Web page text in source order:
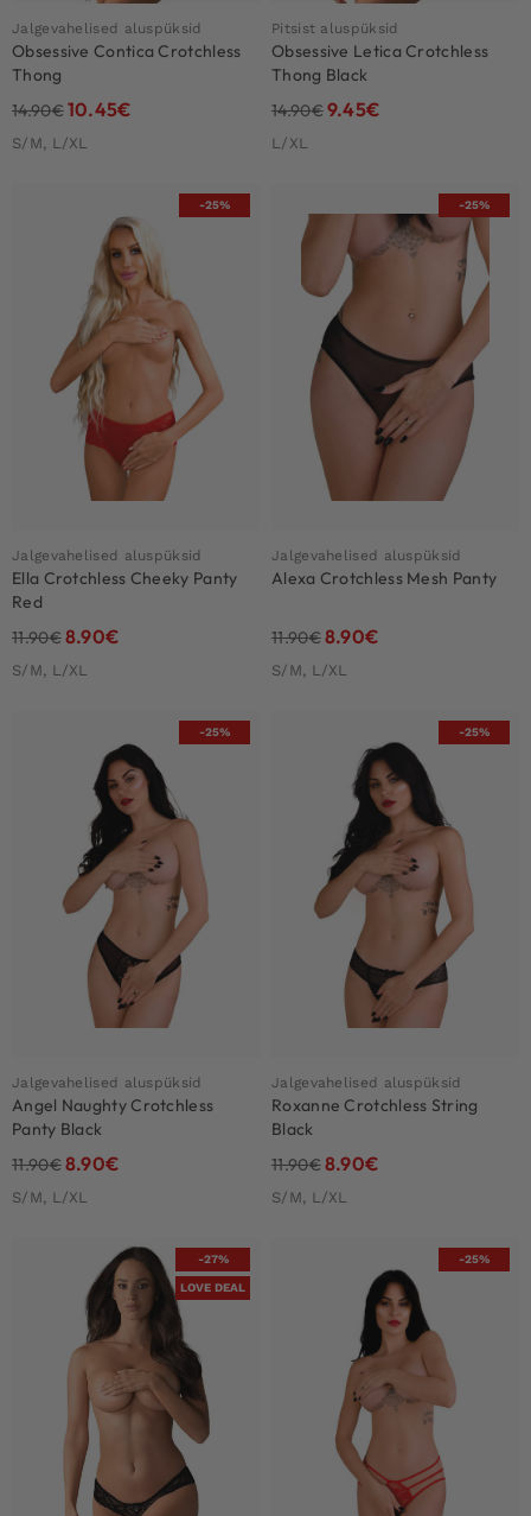
Jalgevahelised aluspüksid
Obsessive Contica Crotchless
Thong
14.90€10.45€
S/M, L/XL
Pitsist aluspüksid
Obsessive Letica Crotchless
Thong Black
14.90€9.45€
L/XL
-25%
Jalgevahelised aluspüksid
Ella Crotchless Cheeky Panty
Red
11.90€8.90€
S/M, L/XL
-25%
Jalgevahelised aluspüksid
Alexa Crotchless Mesh Panty
11.90€8.90€
S/M, L/XL
-25%
Jalgevahelised aluspüksid
Angel Naughty Crotchless
Panty Black
11.90€8.90€
S/M, L/XL
-25%
Jalgevahelised aluspüksid
Roxanne Crotchless String
Black
11.90€8.90€
S/M, L/XL
-27%
LOVE DEAL
-25%